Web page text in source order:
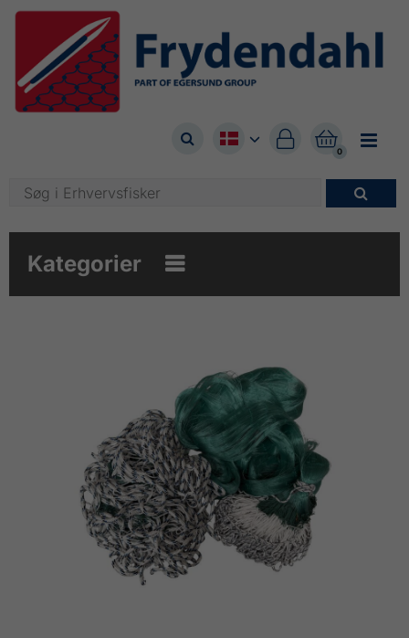


0


Kategorier 